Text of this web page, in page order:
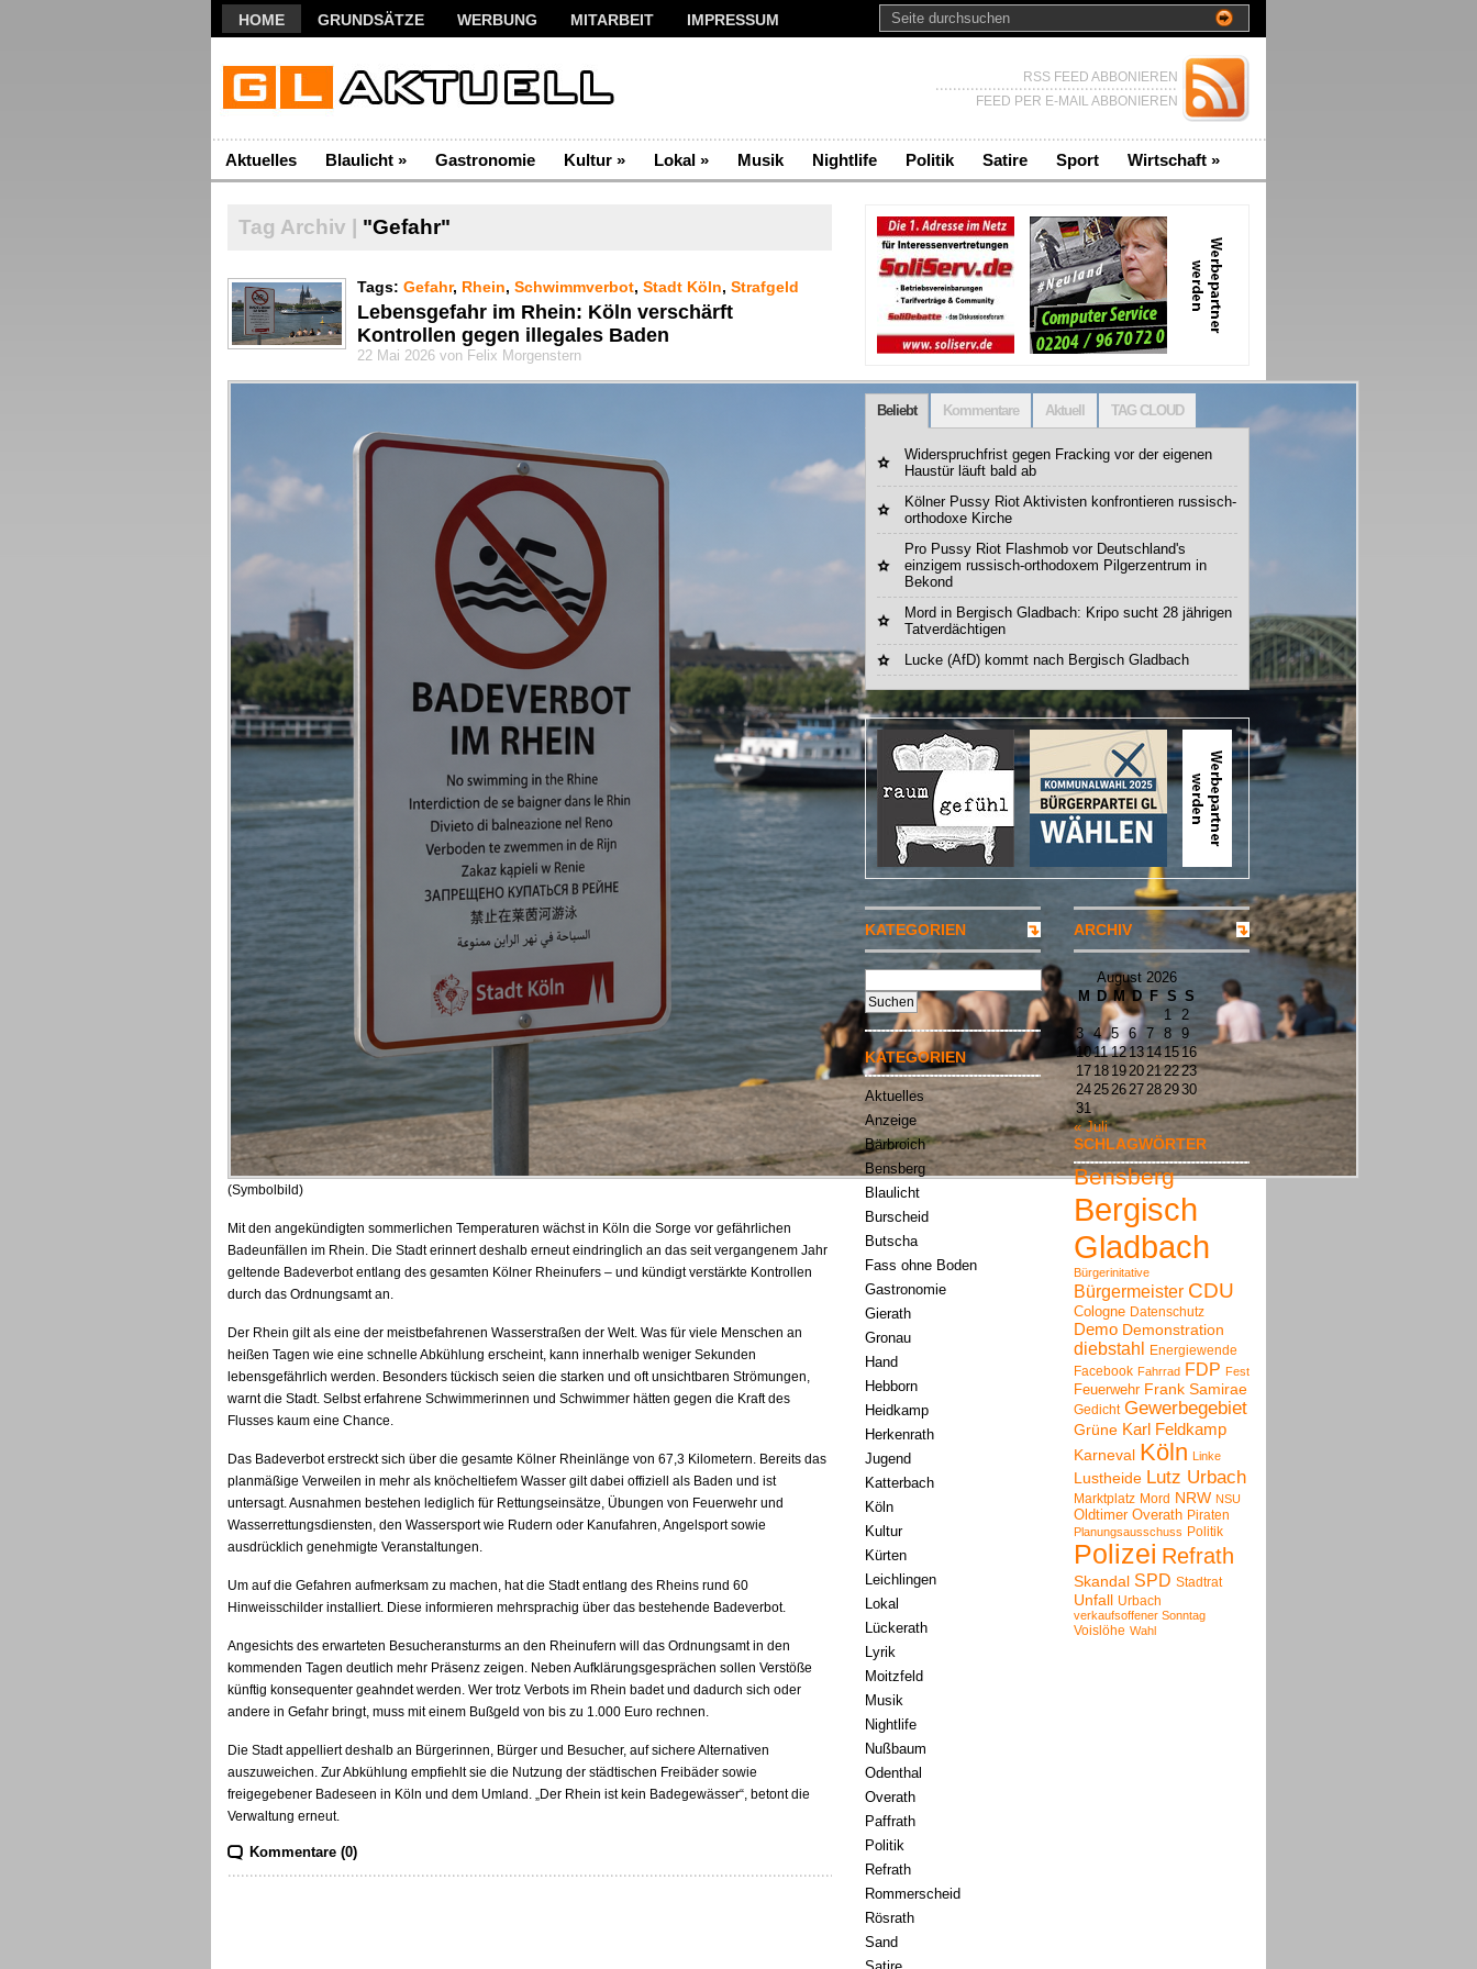
HOME GRUNDSÄTZE WERBUNG MITARBEIT IMPRESSUM
RSS FEED ABBONIEREN
FEED PER E-MAIL ABBONIEREN
Aktuelles Blaulicht » Gastronomie Kultur » Lokal » Musik Nightlife Politik Satire Sport Wirtschaft »
Tag Archiv | "Gefahr"
Tags: Gefahr, Rhein, Schwimmverbot, Stadt Köln, Strafgeld
Lebensgefahr im Rhein: Köln verschärft
Kontrollen gegen illegales Baden
22 Mai 2026 von Felix Morgenstern
(Symbolbild)
Mit den angekündigten sommerlichen Temperaturen wächst in Köln die Sorge vor gefährlichen
Badeunfällen im Rhein. Die Stadt erinnert deshalb erneut eindringlich an das seit vergangenem Jahr
geltende Badeverbot entlang des gesamten Kölner Rheinufers – und kündigt verstärkte Kontrollen
durch das Ordnungsamt an.
Der Rhein gilt als eine der meistbefahrenen Wasserstraßen der Welt. Was für viele Menschen an
heißen Tagen wie eine schnelle Abkühlung erscheint, kann innerhalb weniger Sekunden
lebensgefährlich werden. Besonders tückisch seien die starken und oft unsichtbaren Strömungen,
warnt die Stadt. Selbst erfahrene Schwimmerinnen und Schwimmer hätten gegen die Kraft des
Flusses kaum eine Chance.
Das Badeverbot erstreckt sich über die gesamte Kölner Rheinlänge von 67,3 Kilometern. Bereits das
planmäßige Verweilen in mehr als knöcheltiefem Wasser gilt dabei offiziell als Baden und ist
untersagt. Ausnahmen bestehen lediglich für Rettungseinsätze, Übungen von Feuerwehr und
Wasserrettungsdiensten, den Wassersport wie Rudern oder Kanufahren, Angelsport sowie
ausdrücklich genehmigte Veranstaltungen.
Um auf die Gefahren aufmerksam zu machen, hat die Stadt entlang des Rheins rund 60
Hinweisschilder installiert. Diese informieren mehrsprachig über das bestehende Badeverbot.
Angesichts des erwarteten Besucheransturms an den Rheinufern will das Ordnungsamt in den
kommenden Tagen deutlich mehr Präsenz zeigen. Neben Aufklärungsgesprächen sollen Verstöße
künftig konsequenter geahndet werden. Wer trotz Verbots im Rhein badet und dadurch sich oder
andere in Gefahr bringt, muss mit einem Bußgeld von bis zu 1.000 Euro rechnen.
Die Stadt appelliert deshalb an Bürgerinnen, Bürger und Besucher, auf sichere Alternativen
auszuweichen. Zur Abkühlung empfiehlt sie die Nutzung der städtischen Freibäder sowie
freigegebener Badeseen in Köln und dem Umland. „Der Rhein ist kein Badegewässer“, betont die
Verwaltung erneut.
Kommentare (0)
Beliebt Kommentare Aktuell TAG CLOUD
Widerspruchfrist gegen Fracking vor der eigenen
Haustür läuft bald ab
Kölner Pussy Riot Aktivisten konfrontieren russisch-
orthodoxe Kirche
Pro Pussy Riot Flashmob vor Deutschland's
einzigem russisch-orthodoxem Pilgerzentrum in
Bekond
Mord in Bergisch Gladbach: Kripo sucht 28 jährigen
Tatverdächtigen
Lucke (AfD) kommt nach Bergisch Gladbach
KATEGORIEN
nach:
KATEGORIEN
Aktuelles
Anzeige
Bärbroich
Bensberg
Blaulicht
Burscheid
Butscha
Fass ohne Boden
Gastronomie
Gierath
Gronau
Hand
Hebborn
Heidkamp
Herkenrath
Jugend
Katterbach
Köln
Kultur
Kürten
Leichlingen
Lokal
Lückerath
Lyrik
Moitzfeld
Musik
Nightlife
Nußbaum
Odenthal
Overath
Paffrath
Politik
Refrath
Rommerscheid
Rösrath
Sand
ARCHIV
August 2026
M
D M D F S S
1 2
3 4 5 6 7 8 9
1011 1213141516
17 18 1920212223
24252627282930
31
« Juli
SCHLAGWÖRTER
Bensberg
Bergisch
Gladbach
Bürgerinitative
Bürgermeister CDU
Cologne Datenschutz
Demo Demonstration
diebstahl Energiewende
Facebook Fahrrad FDP Fest
Feuerwehr Frank Samirae
Gedicht Gewerbegebiet
Grüne Karl Feldkamp
Karneval Köln Linke
Lustheide Lutz Urbach
Marktplatz Mord NRW NSU
Oldtimer Overath Piraten
Planungsausschuss Politik
Polizei Refrath
Skandal SPD Stadtrat
Unfall Urbach
verkaufsoffener Sonntag
Voislöhe Wahl